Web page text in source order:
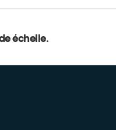
échelle.